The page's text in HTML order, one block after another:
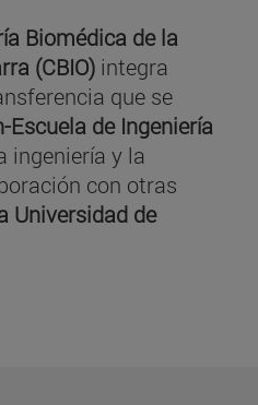
Biomédica de la
(CBIO) integra
que se
Escuela de Ingeniería
ingeniería y la
con otras
Universidad de